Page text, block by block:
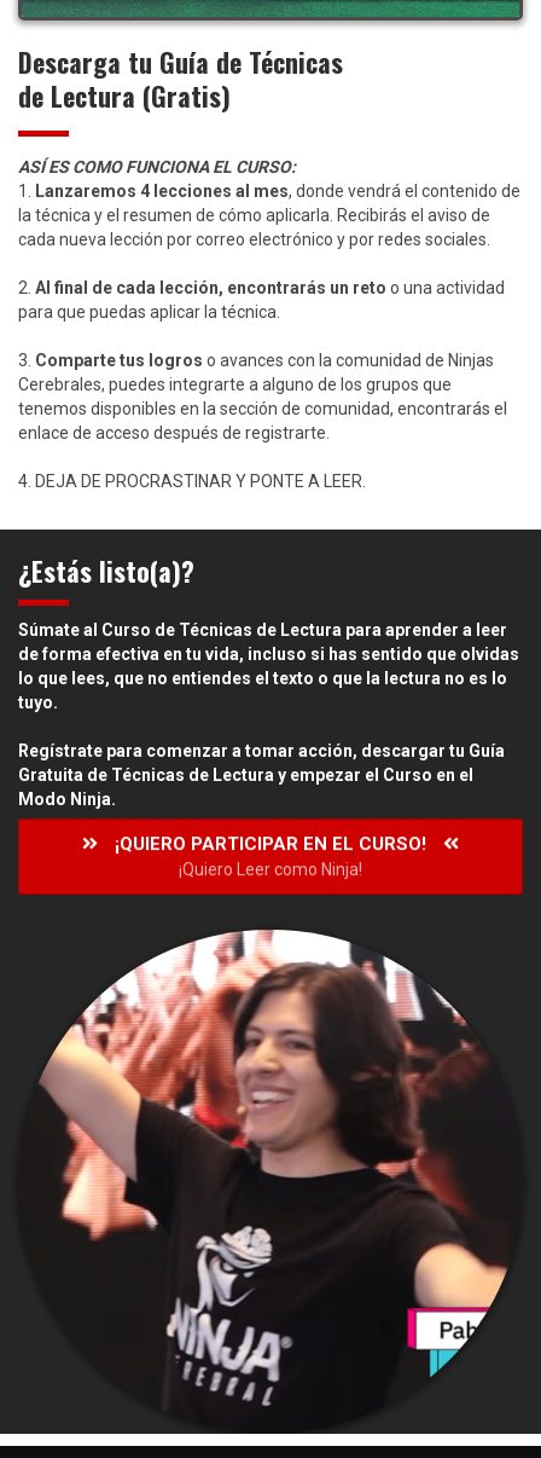
Descarga tu Guía de Técnicas
de Lectura (Gratis)
ASÍ ES COMO FUNCIONA EL CURSO:
1.
Lanzaremos 4 lecciones al mes, donde vendrá el contenido de
la técnica y el resumen de cómo aplicarla. Recibirás el aviso de
cada nueva lección por correo electrónico y por redes sociales.
2. Al final de cada lección, encontrarás un reto o una actividad
para que puedas aplicar la técnica.
3. Comparte tus logros o avances con la comunidad de Ninjas
Cerebrales, puedes integrarte a alguno de los grupos que
tenemos disponibles en la sección de comunidad, encontrarás el
enlace de acceso después de registrarte.
4. DEJA DE PROCRASTINAR Y PONTE A LEER.
¿Estás listo(a)?
Súmate al Curso de Técnicas de Lectura para aprender a leer
de forma efectiva en tu vida, incluso si has sentido que olvidas
lo que lees, que no entiendes el texto o que la lectura no es lo
tuyo.
Regístrate para comenzar a tomar acción, descargar tu Guía
Gratuita de Técnicas de Lectura y empezar el Curso en el
Modo Ninja.
¡QUIERO PARTICIPAR EN EL CURSO!
¡Quiero Leer como Ninja!